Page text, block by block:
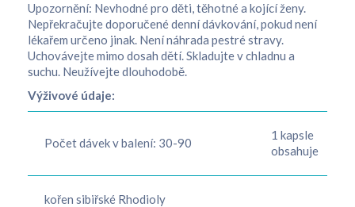
Upozornění: Nevhodné pro děti, těhotné a kojící ženy.
Nepřekračujte doporučené denní dávkování, pokud není
lékařem určeno jinak. Není náhrada pestré stravy.
Uchovávejte mimo dosah dětí. Skladujte v chladnu a
suchu. Neužívejte dlouhodobě.
Výživové údaje:
Počet dávek v balení: 30-90
1 kapsle
obsahuje
kořen sibiřské Rhodioly